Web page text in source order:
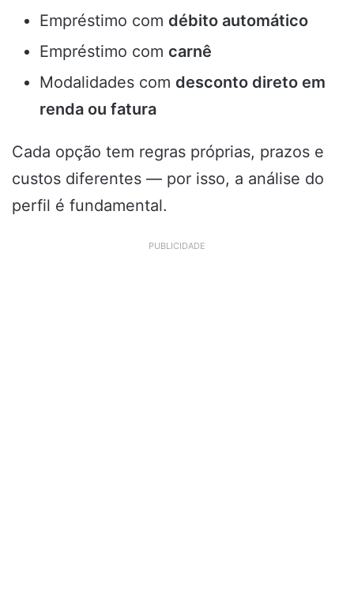
Empréstimo com débito automático
Empréstimo com carnê
Modalidades com desconto direto em
renda ou fatura
Cada opção tem regras próprias, prazos e
custos diferentes — por isso, a análise do
perfil é fundamental.
PUBLICIDADE